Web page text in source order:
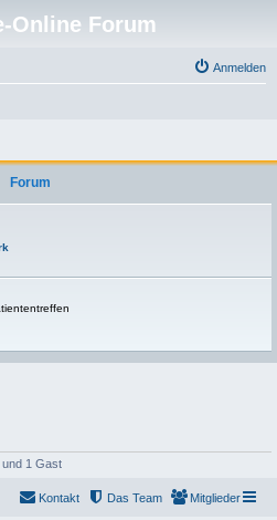
Online Forum
Anmelden
Forum
und 1 Gast
Mitglieder
Das Team
Kontakt